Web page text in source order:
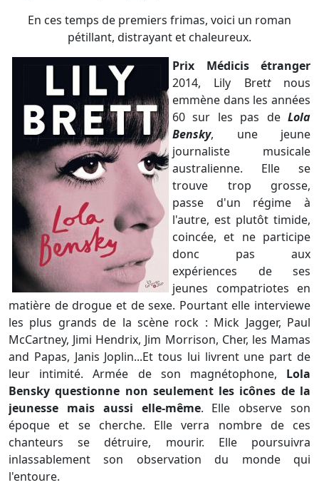
En ces temps de premiers frimas, voici un roman
pétillant, distrayant et chaleureux.
Prix Médicis étranger
2014, Lily Brettnous
emmène dans les années
60 sur les pas de Lola
Bensky, une jeune
journaliste musicale
australienne. Elle se
trouve trop grosse,
passe d'un régime à
l'autre, est plutôt timide,
coincée, et ne participe
donc pas aux
expériences de ses
jeunes compatriotes en
matière de drogue et de sexe. Pourtant elle interviewe
les plus grands de la scène rock : Mick Jagger, Paul
McCartney, Jimi Hendrix, Jim Morrison, Cher, les Mamas
and Papas, Janis Joplin...Et tous lui livrent une part de
leur intimité. Armée de son magnétophone, Lola
Bensky questionne non seulement les icônes de la
jeunesse mais aussi elle-même. Elle observe son
époque et se cherche. Elle verra nombre de ces
chanteurs se détruire, mourir. Elle poursuivra
inlassablement son observation du monde qui
l'entoure.